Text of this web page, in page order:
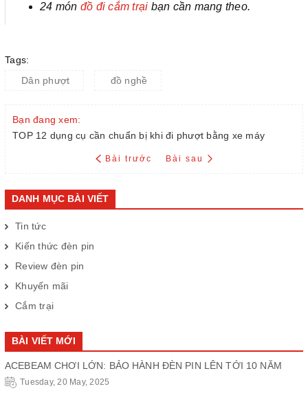
DANH MỤC BÀI VIẾT
Tin tức
Kiến thức đèn pin
Review đèn pin
Khuyến mãi
Cắm trại
BÀI VIẾT MỚI
ACEBEAM CHƠI LỚN: BẢO HÀNH ĐÈN PIN LÊN TỚI 10 NĂM
Tuesday, 20 May, 2025
24 món đồ đi cắm trại bạn cần mang theo.
Tags:
Dân phượt
đồ nghề
Bạn đang xem:
TOP 12 dụng cụ cần chuẩn bị khi đi phượt bằng xe máy
Bài trước Bài sau